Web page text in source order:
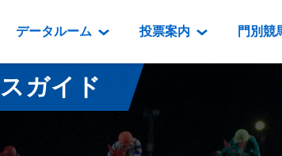
番組・級別表ダウンロード
データルーム
映像コンテンツ
重賞競走VTR
重賞競走参考VTR
投票案内
電話・イン
場外発売所
門別競
門別競馬場情報
門別競馬場グルメ
とねっこジンギスカン
ガイド